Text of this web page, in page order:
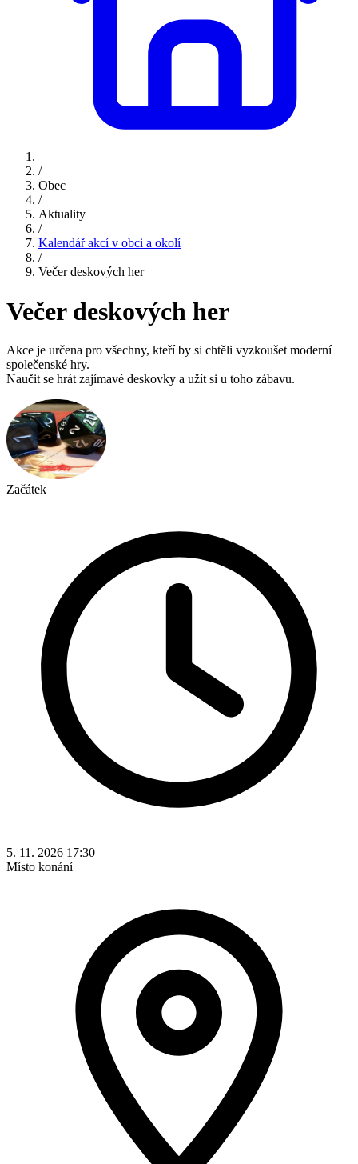
/
Obec
/
Aktuality
/
Kalendář akcí v obci a okolí
/
Večer deskových her
Večer deskových her
Akce je určena pro všechny, kteří by si chtěli vyzkoušet moderní
společenské hry.
Naučit se hrát zajímavé deskovky a užít si u toho zábavu.
Začátek
5. 11. 2026 17:30
Místo konání